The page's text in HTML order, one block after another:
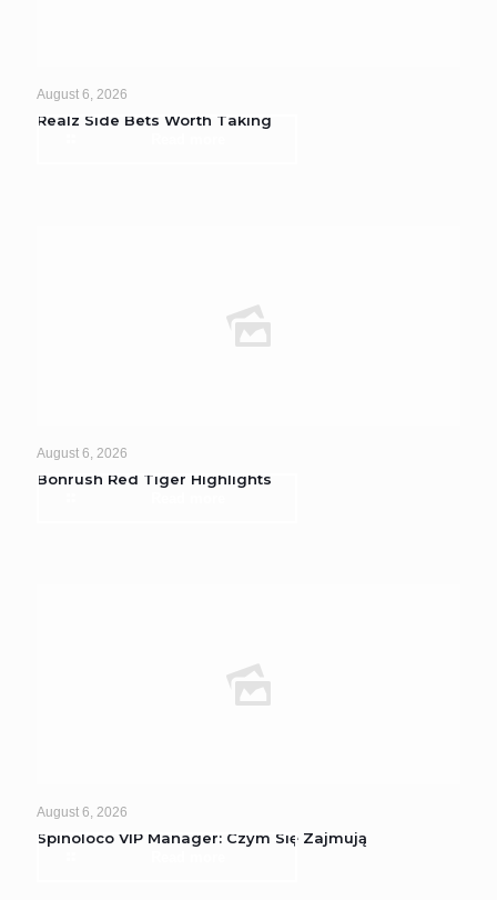
August 6, 2026
Realz Side Bets Worth Taking
August 6, 2026
Bonrush Red Tiger Highlights
August 6, 2026
Spinoloco VIP Manager: Czym Się Zajmują